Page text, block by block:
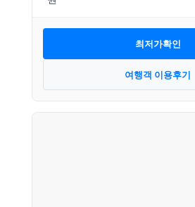
최저가확인
여행객 이용후기